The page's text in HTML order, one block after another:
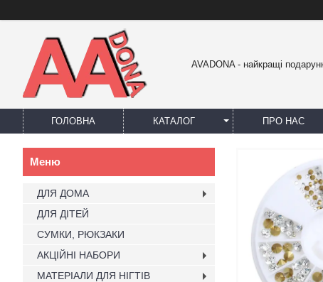
AVADONA - найкращі
ГОЛОВНА КАТАЛОГ ПРО НАС
ДЛЯ ДОМА
ДЛЯ ДІТЕЙ
СУМКИ, РЮКЗАКИ
АКЦІЙНІ НАБОРИ
МАТЕРІАЛИ ДЛЯ НІГТІВ